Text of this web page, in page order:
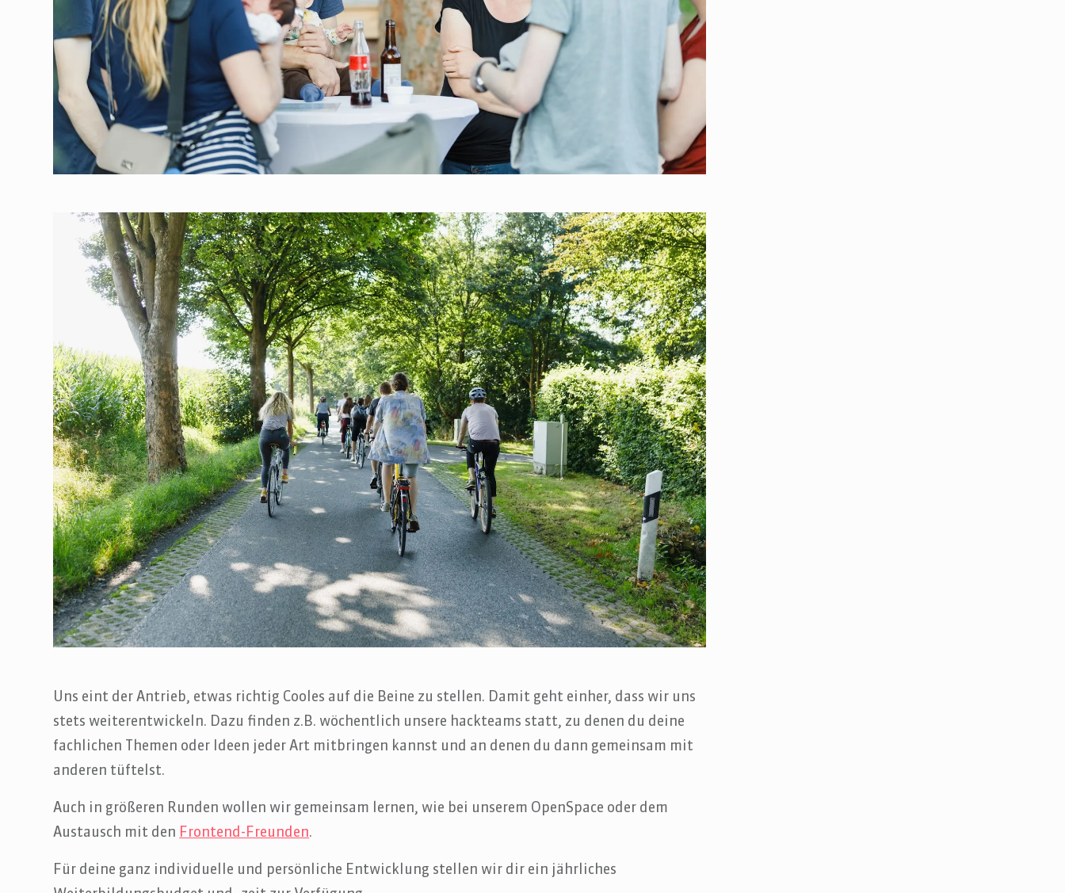
Uns eint der Antrieb, etwas richtig Cooles auf die Beine zu stellen. Damit geht einher, dass wir uns
stets weiterentwickeln. Dazu finden z.B. wöchentlich unsere hackteams statt, zu denen du deine
fachlichen Themen oder Ideen jeder Art mitbringen kannst und an denen du dann gemeinsam mit
anderen tüftelst.
Auch in größeren Runden wollen wir gemeinsam lernen, wie bei unserem OpenSpace oder dem
Austausch mit den Frontend-Freunden.
Für deine ganz individuelle und persönliche Entwicklung stellen wir dir ein jährliches